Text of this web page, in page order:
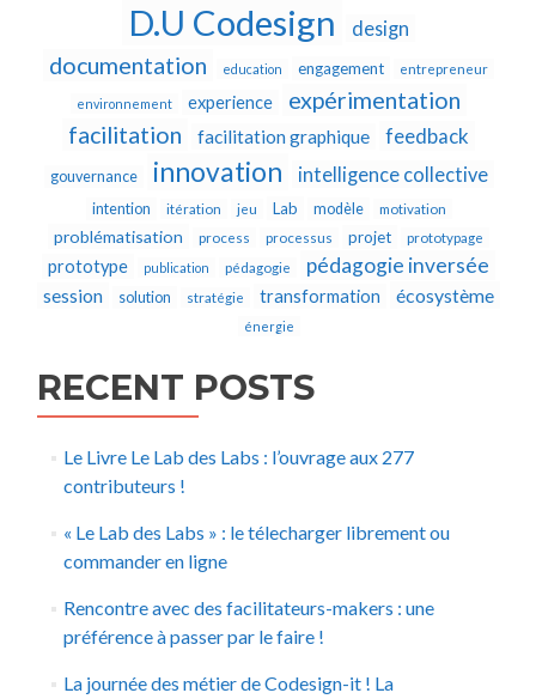
D.U Codesign design
documentation education engagement entrepreneur
environnement experience
expérimentation
facilitation
facilitation graphique feedback
gouvernance innovation intelligence collective
intention itération jeu Lab modèle motivation
problématisation process processus projet prototypage
prototype publication pédagogie pédagogie inversée
session solution stratégie transformation écosystème
énergie
RECENT POSTS
Le Livre Le Lab des Labs : l’ouvrage aux 277
contributeurs !
« Le Lab des Labs » : le télecharger librement ou
commander en ligne
Rencontre avec des facilitateurs-makers : une
préférence à passer par le faire !
La journée des métier de Codesign-it ! La